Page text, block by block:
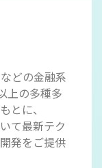
どの金融系
上の多種多
とに、
て最新テク
発をご提供